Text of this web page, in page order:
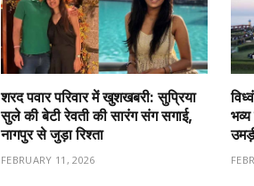
शरद पवार परिवार में खुशखबरी: सुप्रिया
सुले की बेटी रेवती की सारंग संग सगाई,
नागपुर से जुड़ा रिश्ता
FEBRUARY 11, 2026